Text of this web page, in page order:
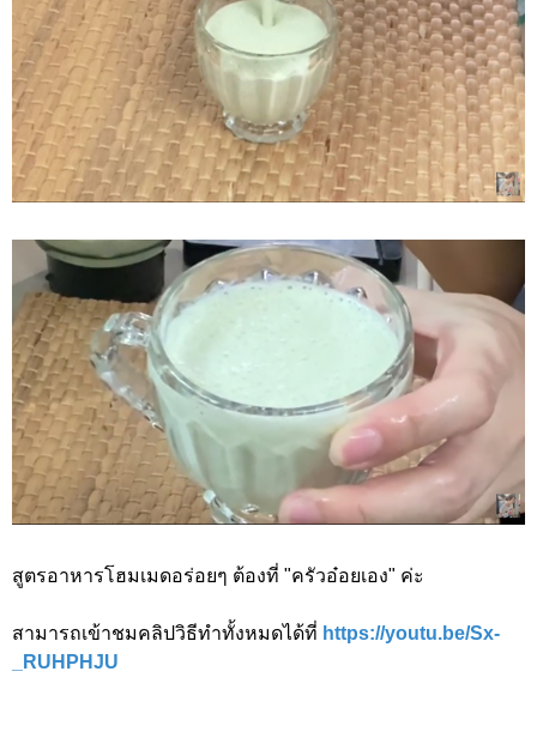
สูตรอาหารโฮมเมดอร่อยๆ ต้องที่ "ครัวอ๋อยเอง" ค่ะ
สามารถเข้าชมคลิปวิธีทำทั้งหมดได้ที่ https://youtu.be/Sx-
_RUHPHJU